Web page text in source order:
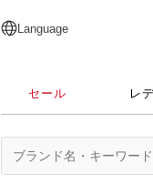
日本語
English
简体中文
繁體中文
Language
セール レ